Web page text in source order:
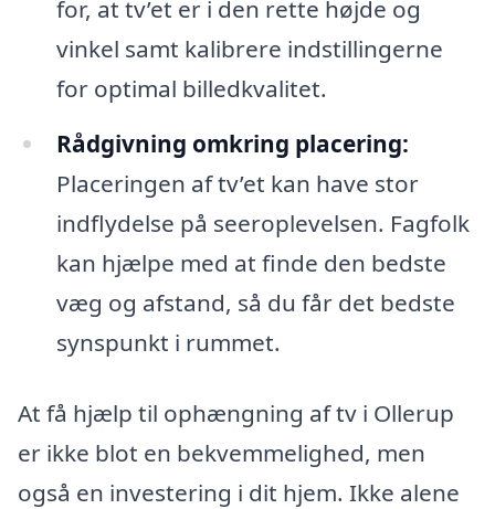
for, at tv’et er i den rette højde og
vinkel samt kalibrere indstillingerne
for optimal billedkvalitet.
Rådgivning omkring placering:
Placeringen af tv’et kan have stor
indflydelse på seeroplevelsen. Fagfolk
kan hjælpe med at finde den bedste
væg og afstand, så du får det bedste
synspunkt i rummet.
At få hjælp til ophængning af tv i Ollerup
er ikke blot en bekvemmelighed, men
også en investering i dit hjem. Ikke alene